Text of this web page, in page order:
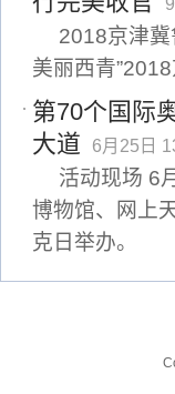
2018京津
美丽西青
第70个国际
大道
6月25日
活动现场 6
博物馆、网上
克日举办。